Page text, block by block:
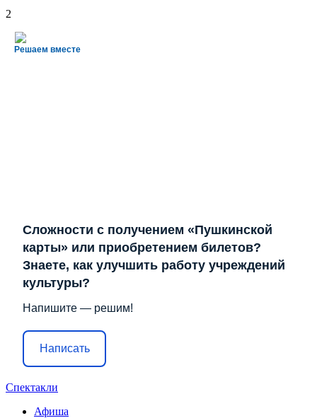
2
Решаем вместе
Сложности с получением «Пушкинской
карты» или приобретением билетов?
Знаете, как улучшить работу учреждений
культуры?
Напишите — решим!
Написать
Спектакли
Афиша